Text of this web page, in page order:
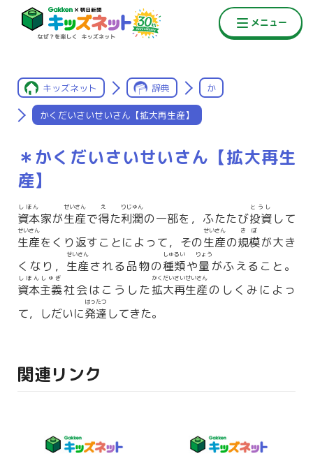
キッズネット 辞典 か
かくだいさいせいさん【拡大再生産】
＊かくだいさいせいさん【拡大再生
産】
資本
しほん
家が生産
せいさん
で得
え
た利潤
りじゅん
の一部を，ふたたび投資
とうし
して
生産
せいさん
をくり返すことによって，その生産
せいさん
の規模
きぼ
が大き
くなり， 生産
せいさん
される品物の種類
しゅるい
や量
りょう
がふえること。
資本主義
しほんしゅぎ
社会はこうした拡大再生産
かくだいさいせいさん
のしくみによっ
て，しだいに発達
はったつ
してきた。
関連リンク